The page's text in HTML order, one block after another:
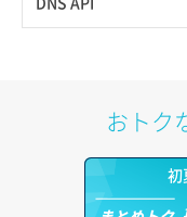
ポートデタッチ
ボリュームアタッチ
オブジェクトダウンロード
ドメイン情報登録
おトク
初